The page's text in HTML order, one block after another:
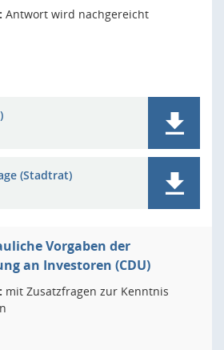
Antwort wird nachgereicht
(Stadtrat)
Vorgaben der
an Investoren (CDU)
mit Zusatzfragen zur Kenntnis